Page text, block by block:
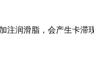
润滑脂，会产生卡滞